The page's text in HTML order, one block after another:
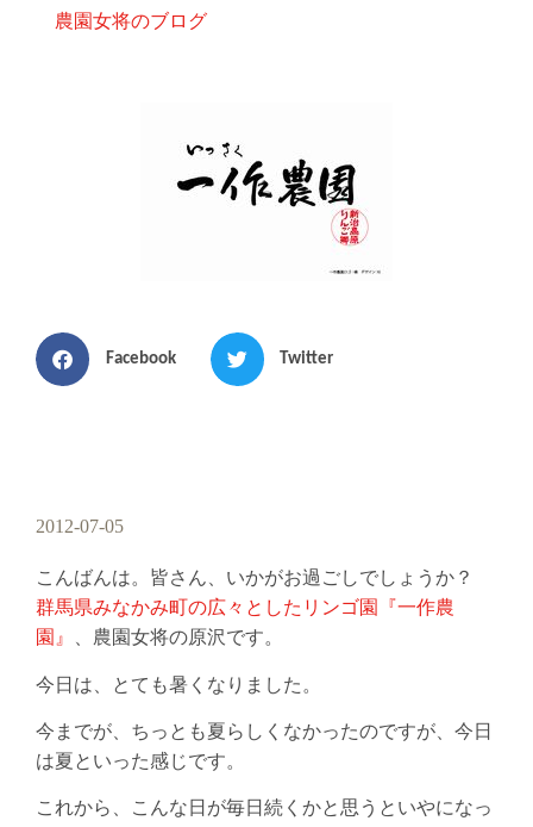
農園女将のブログ
Facebook Twitter
2012-07-05
こんばんは。皆さん、いかがお過ごしでしょうか？
群馬県みなかみ町の広々としたリンゴ園『一作農
園』
、農園女将の原沢です。
今日は、とても暑くなりました。
今までが、ちっとも夏らしくなかったのですが、今日
は夏といった感じです。
これから、こんな日が毎日続くかと思うといやになっ